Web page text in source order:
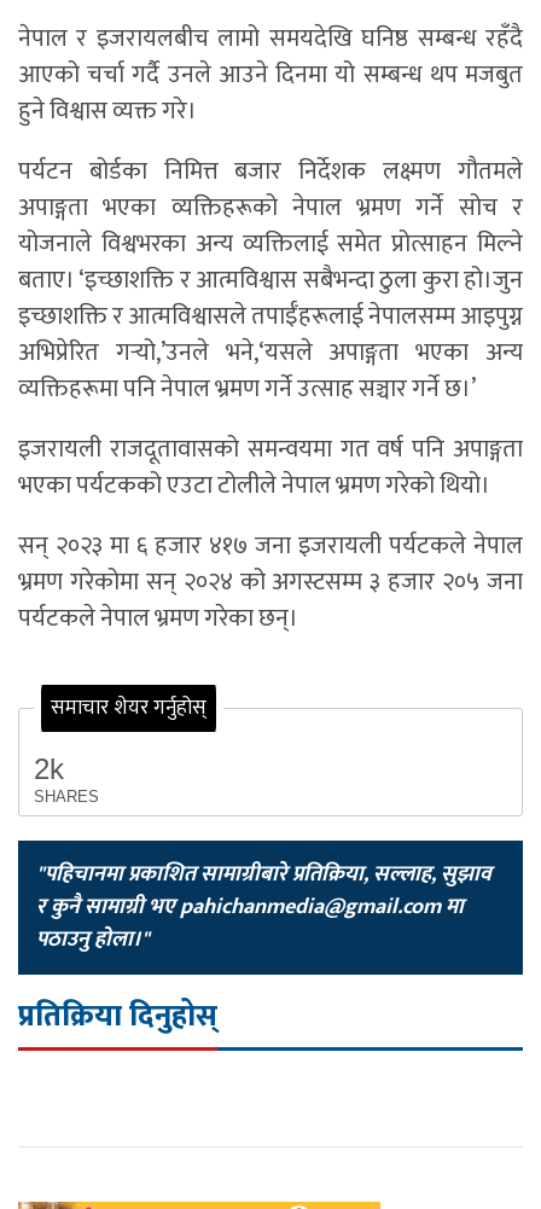
नेपाल र इजरायलबीच लामो समयदेखि घनिष्ठ सम्बन्ध रहँदै
आएको चर्चा गर्दै उनले आउने दिनमा यो सम्बन्ध थप मजबुत
हुने विश्वास व्यक्त गरे।
पर्यटन बोर्डका निमित्त बजार निर्देशक लक्ष्मण गौतमले
अपाङ्गता भएका व्यक्तिहरूको नेपाल भ्रमण गर्ने सोच र
योजनाले विश्वभरका अन्य व्यक्तिलाई समेत प्रोत्साहन मिल्ने
बताए। ‘इच्छाशक्ति र आत्मविश्वास सबैभन्दा ठुला कुरा हो।जुन
इच्छाशक्ति र आत्मविश्वासले तपाईँहरूलाई नेपालसम्म आइपुग्न
अभिप्रेरित गर्‍यो,’उनले भने,‘यसले अपाङ्गता भएका अन्य
व्यक्तिहरूमा पनि नेपाल भ्रमण गर्ने उत्साह सञ्चार गर्ने छ।’
इजरायली राजदूतावासको समन्वयमा गत वर्ष पनि अपाङ्गता
भएका पर्यटकको एउटा टोलीले नेपाल भ्रमण गरेको थियो।
सन् २०२३ मा ६ हजार ४१७ जना इजरायली पर्यटकले नेपाल
भ्रमण गरेकोमा सन् २०२४ को अगस्टसम्म ३ हजार २०५ जना
पर्यटकले नेपाल भ्रमण गरेका छन्।
समाचार शेयर गर्नुहोस्
2k
SHARES
"पहिचानमा प्रकाशित सामाग्रीबारे प्रतिक्रिया, सल्लाह, सुझाव
र कुनै सामाग्री भएpahichanmedia@gmail.comमा
पठाउनु होला।"
प्रतिक्रिया दिनुहोस्